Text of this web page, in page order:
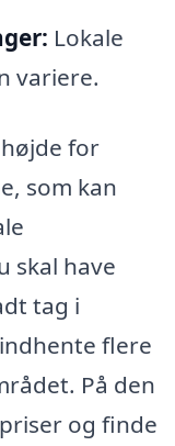
Lokale
variere.
for
som kan
skal have
tag i
flere
På den
og finde